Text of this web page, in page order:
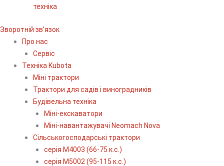
техніка
Зворотній зв'язок
Про нас
Сервіс
Технiка Kubota
Міні трактори
Трактори для садів і виноградників
Будівельна техніка
Міні-екскаватори
Міні-навантажувачі Neomach Nova
Сільськогосподарські трактори
серія М4003 (66-75 к.с.)
серія М5002 (95-115 к.с.)